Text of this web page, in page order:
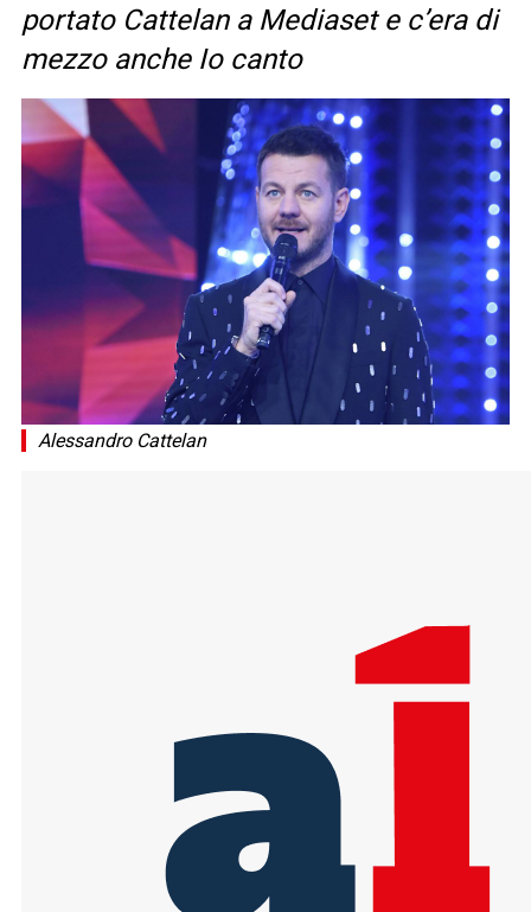
portato Cattelan a Mediaset e c’era di
mezzo anche Io canto
Alessandro Cattelan